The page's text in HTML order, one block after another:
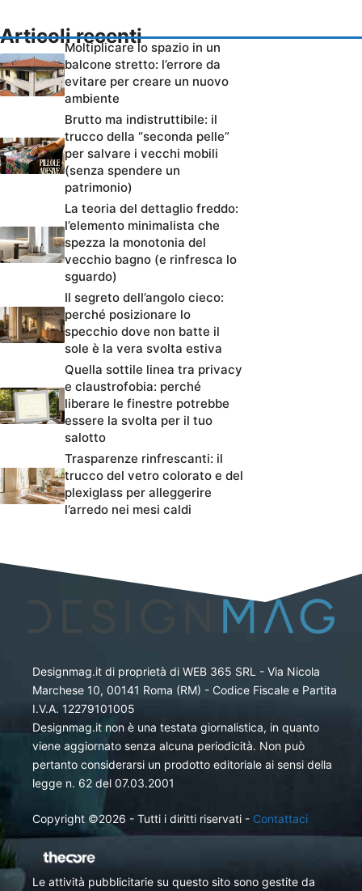
Articoli recenti
Moltiplicare lo spazio in un
balcone stretto: l’errore da
evitare per creare un nuovo
ambiente
Brutto ma indistruttibile: il
trucco della “seconda pelle”
per salvare i vecchi mobili
(senza spendere un
patrimonio)
La teoria del dettaglio freddo:
l’elemento minimalista che
spezza la monotonia del
vecchio bagno (e rinfresca lo
sguardo)
Il segreto dell’angolo cieco:
perché posizionare lo
specchio dove non batte il
sole è la vera svolta estiva
Quella sottile linea tra privacy
e claustrofobia: perché
liberare le finestre potrebbe
essere la svolta per il tuo
salotto
Trasparenze rinfrescanti: il
trucco del vetro colorato e del
plexiglass per alleggerire
l’arredo nei mesi caldi
Designmag.it di proprietà di WEB 365 SRL - Via Nicola
Marchese 10, 00141 Roma (RM) - Codice Fiscale e Partita
I.V.A. 12279101005
Designmag.it non è una testata giornalistica, in quanto
viene aggiornato senza alcuna periodicità. Non può
pertanto considerarsi un prodotto editoriale ai sensi della
legge n. 62 del 07.03.2001
Copyright ©2026 - Tutti i diritti riservati - Contattaci
Le attività pubblicitarie su questo sito sono gestite da